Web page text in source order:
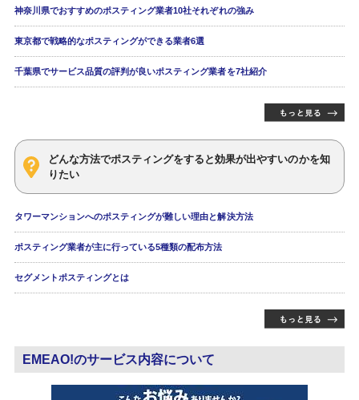
神奈川県でおすすめのポスティング業者10社それぞれの強み
東京都で戦略的なポスティングができる業者6選
千葉県でサービス品質の評判が良いポスティング業者を7社紹介
どんな方法でポスティングをすると効果が出やすいのかを知
りたい
タワーマンションへのポスティングが難しい理由と解決方法
ポスティング業者が主に行っている5種類の配布方法
セグメントポスティングとは
EMEAO!のサービス内容について